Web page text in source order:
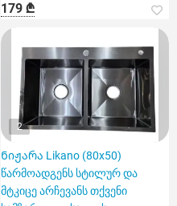
179 ₾
2
Ნიჟარა Likano (80x50)
წარმოადგენს სტილურ და
მტკიცე არჩევანს თქვენი